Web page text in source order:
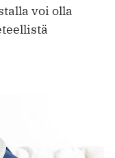
voi olla